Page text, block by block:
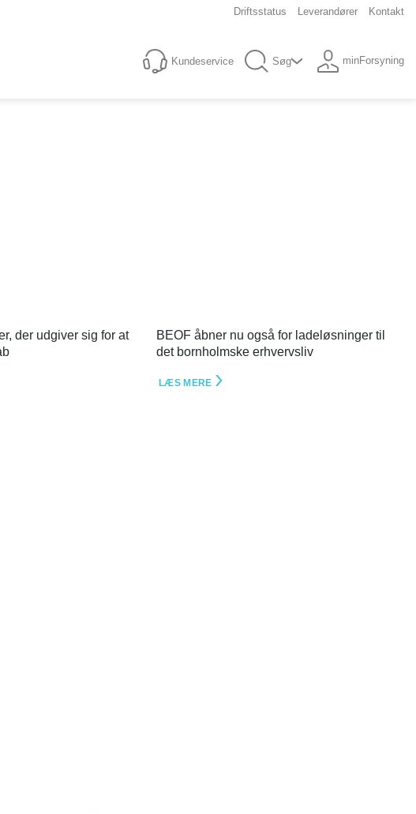
Driftsstatus Leverandører Kontakt
Kundeservice Søg minForsyning
der udgiver sig for at
BEOF åbner nu også for ladeløsninger til
det bornholmske erhvervsliv
LÆS MERE